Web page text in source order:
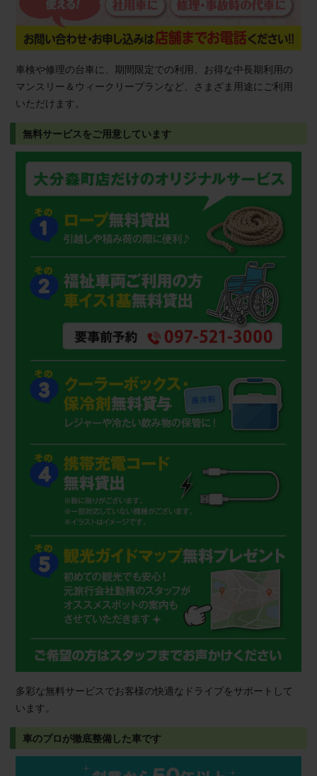
車検や修理の台車に、期間限定での利用、お得な中長期利用の
マンスリー＆ウィークリープランなど、さまざま用途にご利用
いただけます。
無料サービスをご用意しています
多彩な無料サービスでお客様の快適なドライブをサポートして
います。
車のプロが徹底整備した車です